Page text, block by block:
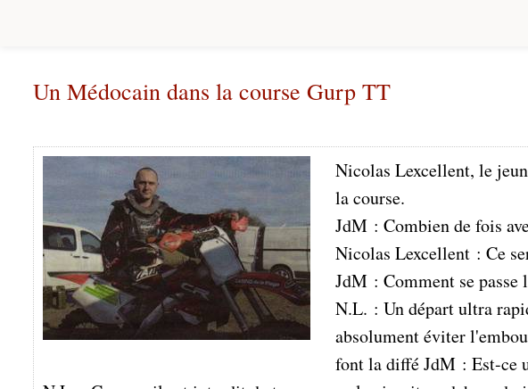
Un Médocain dans la course Gurp TT
Nicolas Lexcellent, le
la course.
JdM : Combien de fois
Nicolas Lexcellent : Ce
JdM : Comment se passe
N.L. : Un départ ultra
absolument éviter
font la diffé JdM : Est-ce